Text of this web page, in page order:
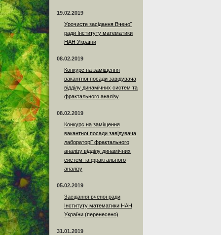
19.02.2019
Урочисте засідання Вченої
ради Інституту математики
НАН України
08.02.2019
Конкурс на заміщення
вакантної посади завідувача
відділу динамічних систем та
фрактального аналізу
08.02.2019
Конкурс на заміщення
вакантної посади завідувача
лабораторії фрактального
аналізу відділу динамічних
систем та фрактального
аналізу
05.02.2019
Засідання вченої ради
Інституту математики НАН
України (перенесено)
31.01.2019